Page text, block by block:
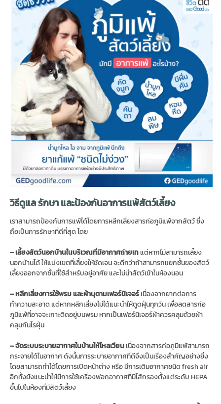
วิธีดูแล รักษา และป้องกันอาการแพ้สัตว์เลี้ยง
เราสามารถป้องกันการแพ้ได้โดยการหลีกเลี่ยงสารก่อภูมิแพ้จากสัตว์ ซึ่ง
ถือเป็นการรักษาที่ดีที่สุด โดย
– เลี้ยงสัตว์นอกบ้านในบริเวณที่มีอากาศถ่ายเท แต่หากไม่สามารถเลี้ยง
นอกบ้านได้ ให้แบ่งเขตที่เลี้ยงให้ชัดเจน จะดีกว่าถ้าสามารถแยกชั้นของสัตว์
เลี้ยงออกจากชั้นที่ใช้สำหรับอยู่อาศัย และไม่นำสัตว์เข้าในห้องนอน
– หลีกเลี่ยงการใช้พรม และผ้าบุตามเฟอร์นิเจอร์เนื่องจากยากต่อการ
ทำความสะอาด แต่หากหลีกเลี่ยงไม่ได้แนะนำให้ดูดฝุ่นทุกวัน เพื่อลดสารก่อ
ภูมิแพ้ที่อาจจะเกาะติดอยู่บนพรม หากเป็นเฟอร์นิเจอร์ผ้าควรคลุมด้วยผ้า
คลุมกันไรฝุ่น
– จัดระบบระบายอากาศในบ้านให้ไหลเวียน เนื่องจากสารก่อภูมิแพ้สามารถ
กระจายได้ในอากาศ ดังนั้นการระบายอากาศที่ดีจึงเป็นเรื่องสำคัญอย่างยิ่ง
โดยสามารถทำได้โดยการเปิดหน้าต่าง หรือ มีการเติมอากาศชนิด fresh air
อีกทั้งยังแนะนำให้มีการใช้เครื่องฟอกอากาศที่มีไส้กรองตั้งแต่ระดับ HEPA
ขึ้นไปในห้องที่มีสัตว์เลี้ยง